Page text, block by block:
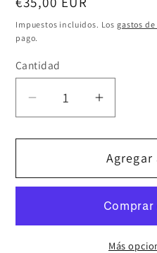
habitual
Impuestos incluidos. Los gastos
pago.
Cantidad
Cantidad
Reducir
cantidad
para
superman
Aumentar
cantidad
para
Red
bust
Más